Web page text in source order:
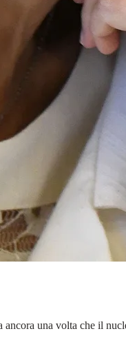
una volta che il